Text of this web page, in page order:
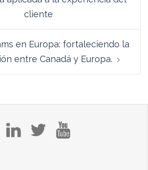
cliente
en Europa: fortaleciendo la
entre Canadá y Europa.